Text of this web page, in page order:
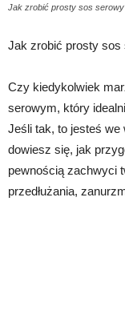
Jak zrobić prosty sos
Jak zrobić prosty sos
Czy kiedykolwiek
serowym, który
Jeśli tak, to jesteś we
dowiesz się, jak
pewnością zachwyci
przedłużania,